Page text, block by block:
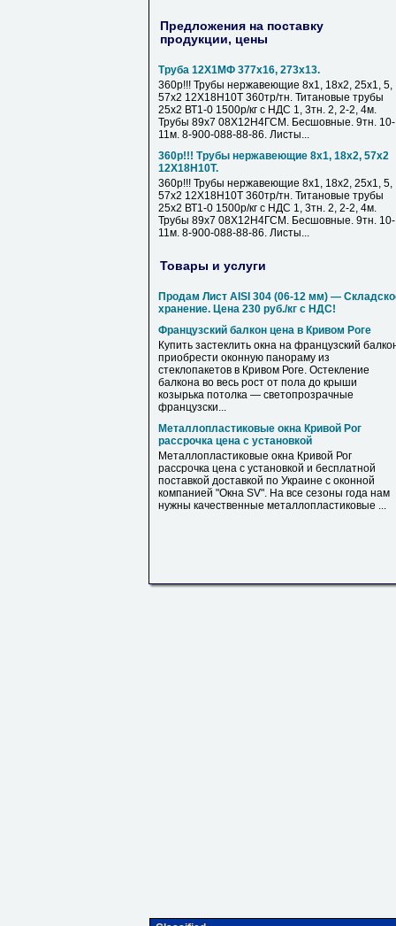
Предложения на поставку
продукции, цены
Труба 12Х1МФ 377х16, 273х13.
360р!!! Трубы нержавеющие 8х1, 18х2, 25х1, 5,
57х2 12Х18Н10Т 360тр/тн. Титановые трубы
25х2 ВТ1-0 1500р/кг с НДС 1, 3тн. 2, 2-2, 4м.
Трубы 89х7 08Х12Н4ГСМ. Бесшовные. 9тн. 10-
11м. 8-900-088-88-86. Листы...
360р!!! Трубы нержавеющие 8х1, 18х2, 57х2
12Х18Н10Т.
360р!!! Трубы нержавеющие 8х1, 18х2, 25х1, 5,
57х2 12Х18Н10Т 360тр/тн. Титановые трубы
25х2 ВТ1-0 1500р/кг с НДС 1, 3тн. 2, 2-2, 4м.
Трубы 89х7 08Х12Н4ГСМ. Бесшовные. 9тн. 10-
11м. 8-900-088-88-86. Листы...
Товары и услуги
Продам Лист AISI 304 (06-12 мм) —
хранение. Цена 230 руб./кг с НДС!
Французский балкон цена в Кривом Роге
Купить застеклить окна на французский
приобрести оконную панораму из
стеклопакетов в Кривом Роге. Остекление
балкона во весь рост от пола до крыши
козырька потолка — светопрозрачные
французски...
Металлопластиковые окна Кривой Рог
рассрочка цена с установкой
Металлопластиковые окна Кривой Рог
рассрочка цена с установкой и бесплатной
поставкой доставкой по Украине с оконной
компанией "Окна SV". На все сезоны года нам
нужны качественные металлопластиковые ...